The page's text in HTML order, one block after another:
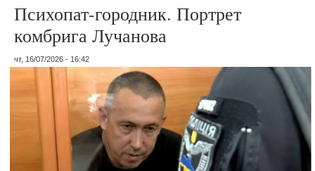
Психопат-городник. Портрет
комбрига Лучанова
чт, 16/07/2026 - 16:42